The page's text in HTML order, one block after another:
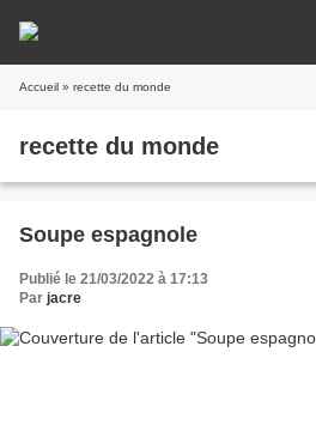
Accueil » recette du monde
recette du monde
Soupe espagnole
Publié le 21/03/2022 à 17:13
Par jacre